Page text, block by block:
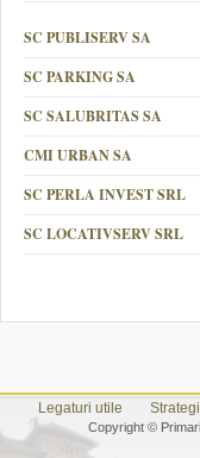
SC PUBLISERV SA
SC PARKING SA
SC SALUBRITAS SA
CMI URBAN SA
SC PERLA INVEST SRL
SC LOCATIVSERV SRL
Legaturi utile
Copyright ©